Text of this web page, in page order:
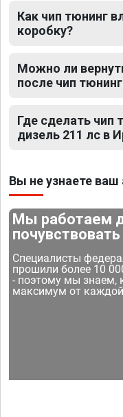
Как чип тюнинг
коробку?
Можно ли
после чип
Где сделать чип
дизель 211 лс в
Вы не узнаете
Мы работаем
Специалисты
прошили более 10
- поэтому мы знаем,
максимум от